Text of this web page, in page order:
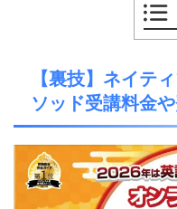
【裏技】ネイテ
ソッド受講料金